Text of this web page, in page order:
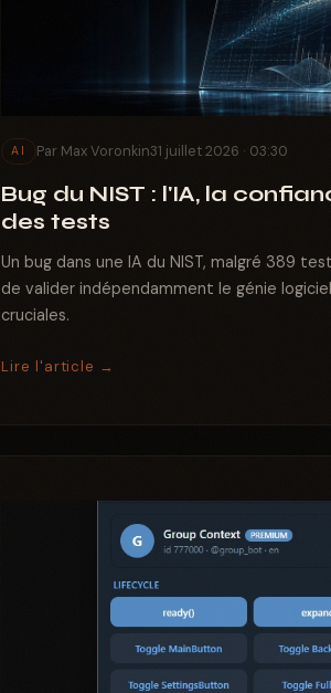
AI Par Max Voronkin31 juillet 2026 · 03:30
Bug du NIST : l'IA, la
des tests
Un bug dans une IA du NIST, malgré 389
de valider indépendamment le génie
cruciales.
Lire l'article →